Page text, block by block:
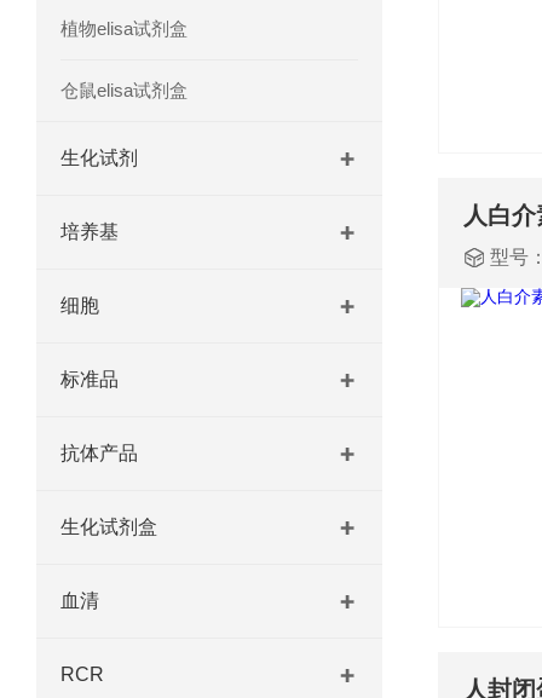
植物elisa试剂盒
仓鼠elisa试剂盒
生化试剂
培养基
细胞
标准品
抗体产品
生化试剂盒
血清
RCR
型号